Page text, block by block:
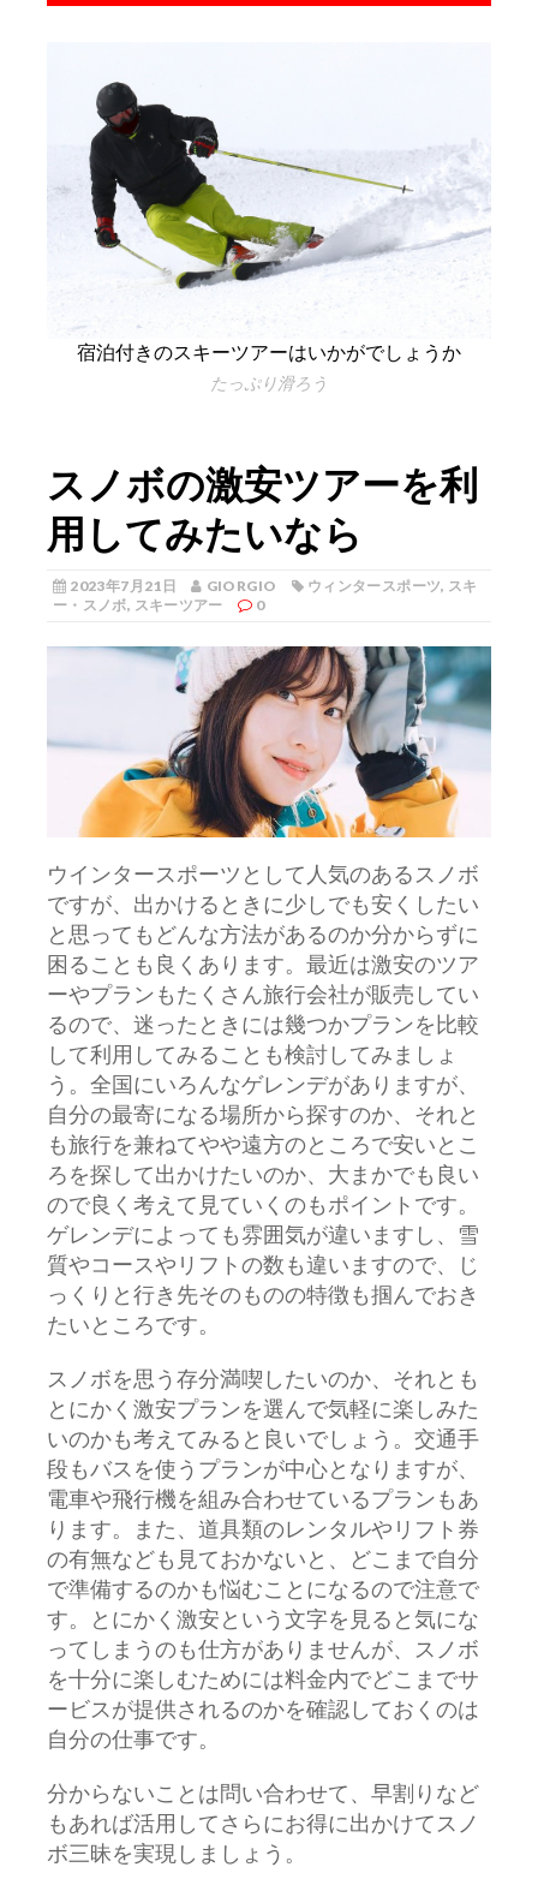
宿泊付きのスキーツアーはいかがでしょうか
たっぷり滑ろう
スノボの激安ツアーを利
用してみたいなら
2023年7月21日 GIORGIO ウィンタースポーツ, スキ
ー・スノボ, スキーツアー 0
ウインタースポーツとして人気のあるスノボ
ですが、出かけるときに少しでも安くしたい
と思ってもどんな方法があるのか分からずに
困ることも良くあります。 最近は激安のツア
ーやプランもたくさん旅行会社が販売してい
るので、迷ったときには幾つかプランを比較
して利用してみることも検討してみましょ
う。全国にいろんなゲレンデがありますが、
自分の最寄になる場所から探すのか、それと
も旅行を兼ねてやや遠方のところで安いとこ
ろを探して出かけたいのか、大まかでも良い
ので良く考えて見ていくのもポイントです。
ゲレンデによっても雰囲気が違いますし、雪
質やコースやリフトの数も違いますので、じ
っくりと行き先そのものの特徴も掴んでおき
たいところです。
スノボを思う存分満喫したいのか、それとも
とにかく激安プランを選んで気軽に楽しみた
いのかも考えてみると良いでしょう。交通手
段もバスを使うプランが中心となりますが、
電車や飛行機を組み合わせているプランもあ
ります。また、道具類のレンタルやリフト券
の有無なども見ておかないと、どこまで自分
で準備するのかも悩むことになるので注意で
す。とにかく激安という文字を見ると気にな
ってしまうのも仕方がありませんが、スノボ
を十分に楽しむためには料金内でどこまでサ
ービスが提供されるのかを確認しておくのは
自分の仕事です。
分からないことは問い合わせて、早割りなど
もあれば活用してさらにお得に出かけてスノ
ボ三昧を実現しましょう。